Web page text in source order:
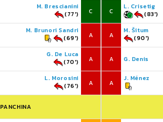
M. Brescianini
(77')
C
M. Brunori Sandri
(69')
A
G. De Luca
(70')
A
L. Morosini
(76')
A
PANCHINA
C
L. Crisetig
(83')
A
M. Šitum
(90')
A G. Denis
A
J. Ménez